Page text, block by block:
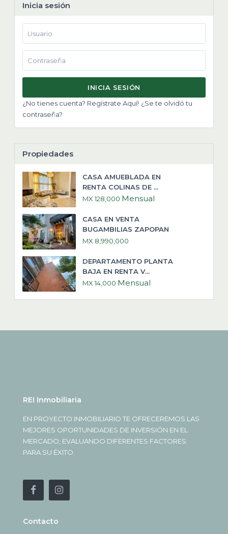
Inicia sesión
INICIA SESIÓN
¿No tienes cuenta? Regístrate Aquí! ¿Se te olvidó tu
contraseña?
Propiedades
CASA AMUEBLADA EN
RENTA COLINAS DE ...
MX 128,000 Mensual
CASA EN VENTA
BUGAMBILIAS ZAPOPAN
MX 8,990,000
DEPARTAMENTO PLANTA
BAJA EN RENTA V...
MX 14,000 Mensual
REI Inmobiliaria
EN PROYECTO INMOBILIARIO TE OFRECEREMOS LAS
MEJORES OPORTUNIDADES DE INVERSIÓN EN EL
MERCADO, EVALUANDO DIFERENTES FACTORES
PARA SU ÉXITO.
Contacto